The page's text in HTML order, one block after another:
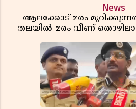
News
ആലക്കോട് മരം
തലയിൽ മരം വീണ്